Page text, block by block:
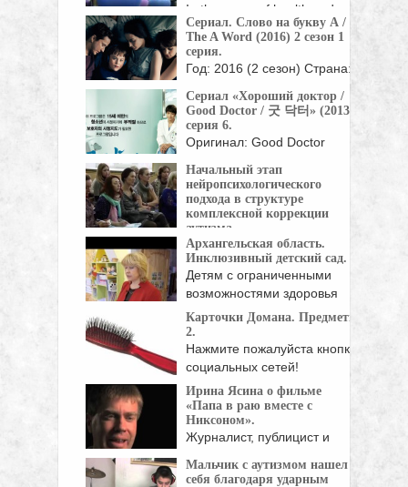
In the name of health and
wellness, ...
Сериал. Слово на букву А /
The A Word (2016) 2 сезон 1
серия.
Год: 2016 (2 сезон) Страна:
Питер Каттанео, ...
Сериал «Хороший доктор /
Good Doctor / 굿 닥터» (2013),
серия 6.
Оригинал: Good Doctor
Страна: Корея Южная Год:
...
Начальный этап
нейропсихологического
подхода в структуре
комплексной коррекции
аутизма.
Нейропсихология - это
область психологической науки, изучающая
...
Архангельская область.
Инклюзивный детский сад.
Детям с ограниченными
возможностями здоровья
необходим особый ...
Карточки Домана. Предметы
2.
Нажмите пожалуйста кнопки
социальных сетей!
Ирина Ясина о фильме
«Папа в раю вместе с
Никсоном».
Журналист, публицист и
Ясина, автор ...
Мальчик с аутизмом нашел
себя благодаря ударным